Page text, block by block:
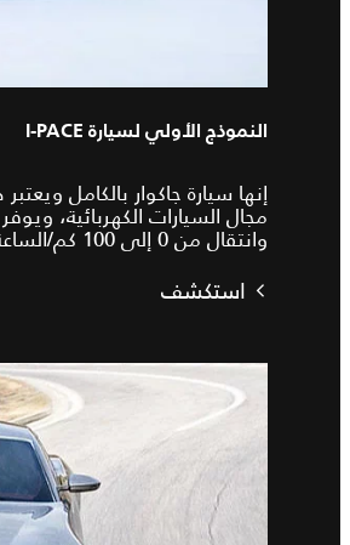
النموذج الأولي لسيارة I‑PACE
وانتقال من 0 إلى 100 كم/الساعة في غضون 4 ثوانٍ تقريبًا.
استكشف